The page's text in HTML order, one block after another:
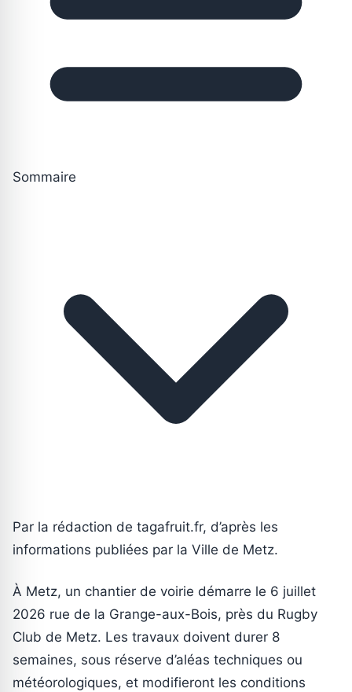
Sommaire
Par la rédaction de tagafruit.fr, d’après les
informations publiées par la Ville de Metz.
À Metz, un chantier de voirie démarre le 6 juillet
2026 rue de la Grange-aux-Bois, près du Rugby
Club de Metz. Les travaux doivent durer 8
semaines, sous réserve d’aléas techniques ou
météorologiques, et modifieront les conditions